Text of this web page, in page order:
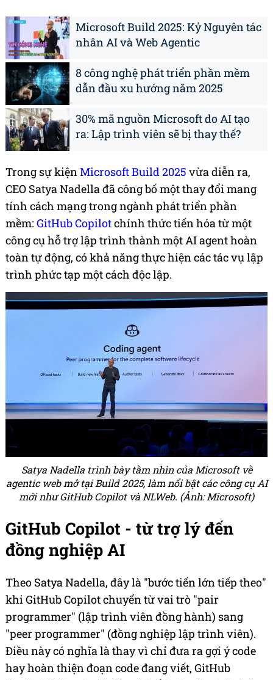
Microsoft Build 2025: Kỷ Nguyên tác
nhân AI và Web Agentic
8 công nghệ phát triển phần mềm
dẫn đầu xu hướng năm 2025
30% mã nguồn Microsoft do AI tạo
ra: Lập trình viên sẽ bị thay thế?
Trong sự kiệnMicrosoft Build 2025 vừa diễn ra,
CEO Satya Nadella đã công bố một thay đổi mang
tính cách mạng trong ngành phát triển phần
mềm: GitHub Copilotchính thức tiến hóa từ một
công cụ hỗ trợ lập trình thành một AI agent hoàn
toàn tự động, có khả năng thực hiện các tác vụ lập
trình phức tạp một cách độc lập.
Satya Nadella trình bày tầm nhìn của Microsoft về
agentic web mở tại Build 2025, làm nổi bật các công cụ AI
mới như GitHub Copilot và NLWeb. (Ảnh: Microsoft)
GitHub Copilot - từ trợ lý đến
đồng nghiệp AI
Theo Satya Nadella, đây là "bước tiến lớn tiếp theo"
khi GitHub Copilot chuyển từ vai trò "pair
programmer" (lập trình viên đồng hành) sang
"peer programmer" (đồng nghiệp lập trình viên).
Điều này có nghĩa là thay vì chỉ đưa ra gợi ý code
hay hoàn thiện đoạn code đang viết, GitHub